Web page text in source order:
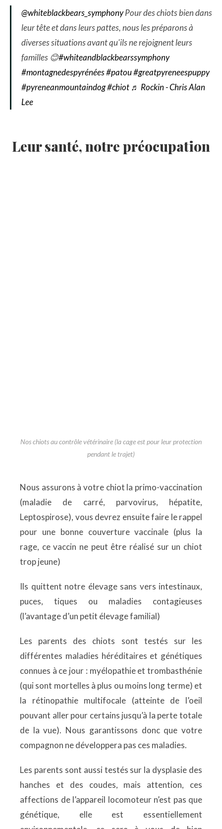
@whiteblackbears_symphonyPour des chiots bien dans
leur tête et dans leurs pattes, nous les préparons à
diverses situations avant qu'ils ne rejoignent leurs
familles 😊#whiteandblackbearssymphony
#montagnedespyrénées#patou#greatpyreneespuppy
#pyreneanmountaindog#chiot ♬ Rockin - Chris Alan
Lee
Leur santé, notre préocupation
Nos chiots au contrôle vétérinaire (la cage est pour leur protection
pendant le trajet)
Nous assurons à votre chiot la primo-vaccination
(maladie de carré, parvovirus, hépatite,
Leptospirose), vous devrez ensuite faire le rappel
pour une bonne couverture vaccinale (plus la
rage, ce vaccin ne peut être réalisé sur un chiot
trop jeune)
Ils quittent notre élevage sans vers intestinaux,
puces, tiques ou maladies contagieuses
(l’avantage d’un petit élevage familial)
Les parents des chiots sont testés sur les
différentes maladies héréditaires et génétiques
connues à ce jour : myélopathie et trombasthénie
(qui sont mortelles à plus ou moins long terme) et
la rétinopathie multifocale (atteinte de l’oeil
pouvant aller pour certains jusqu’à la perte totale
de la vue). Nous garantissons donc que votre
compagnon ne développera pas ces maladies.
Les parents sont aussi testés sur la dysplasie des
hanches et des coudes, mais attention, ces
affections de l’appareil locomoteur n’est pas que
génétique, elle est essentiellement